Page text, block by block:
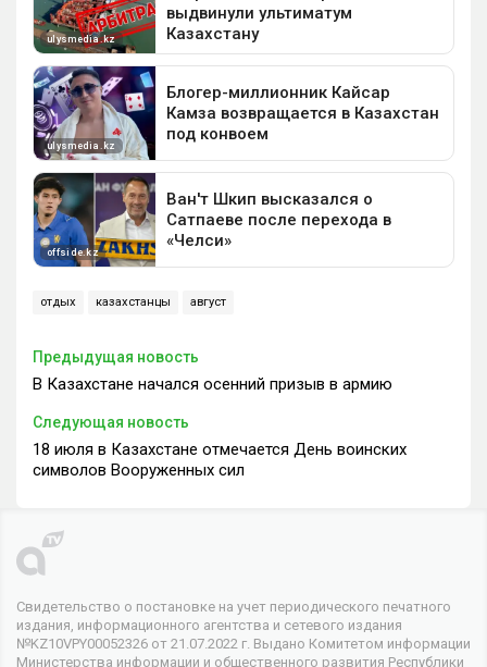
отдых казахстанцы август
Предыдущая новость
В Казахстане начался осенний призыв в армию
Следующая новость
18 июля в Казахстане отмечается День воинских
символов Вооруженных сил
Свидетельство о постановке на учет периодического печатного
издания, информационного агентства и сетевого издания
№KZ10VPY00052326 от 21.07.2022 г. Выдано Комитетом информации
Министерства информации и общественного развития Республики